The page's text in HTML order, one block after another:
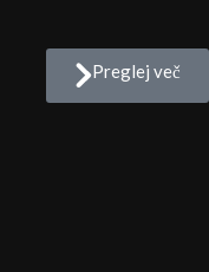
Preglej več